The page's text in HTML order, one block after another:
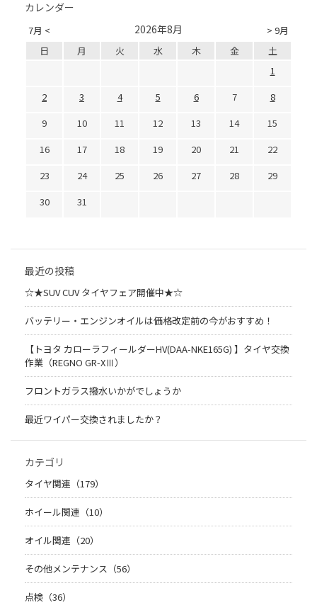
カレンダー
7月 < > 9月
2026年8月
日 月 火 水 木 金
土
1
2
3 4 5 6 7
8
9
10 11 12 13 14
15
16
17 18 19 20 21
22
23
24 25 26 27 28
29
30
31
最近の投稿
☆★SUV CUV タイヤフェア開催中★☆
バッテリー・エンジンオイルは価格改定前の今がおすすめ！
【トヨタ カローラフィールダーHV(DAA-NKE165G) 】タイヤ交換
作業（REGNO GR-XⅢ）
フロントガラス撥水いかがでしょうか
最近ワイパー交換されましたか？
カテゴリ
タイヤ関連（179）
ホイール関連（10）
オイル関連（20）
その他メンテナンス（56）
点検（36）